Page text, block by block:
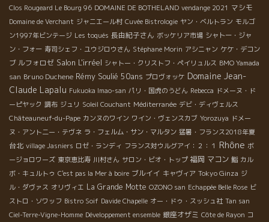
Clos Rougeard Le Bourg 96 DOMAINE DE BOTHELAND vendange 2021 マシモ
Domaine de Verchant ジャニエール村 Cuvée Bistrologie ヤン・ベルトラン モルゴ
ン1997年ビンテージ Les toqués 長由紀子さん ボッケリア市場 シャトー・ジャ
ン・フォー 寿司シェフ・ユウジロウさん Stéphane Morin アシニャン ケケ・デコン
ブ ルフォロゼ Salon L'irréel シャトー・クリストフ・ペイリュルス BMO Yamada
san Bruno Duchene Rémy Soulié 50ans プロヴォッケ Domaine Jean-
Claude Lapalu Fukuoka Imao-san パリ・国虎のうどん Rebecca ドメーヌ・ド
ーピヤック 調布 ジュリ Soleil Couchant Méditerranée デビ・ディヴェルス
Châteauneuf-du-Pape カンヌのワイン ワイン・ヴェンスカブ Yorozuya ドメー
ヌ・アント二ー・テヴネ ラ・フェルム・サン・マルタン 猛暑・フランス2018年夏
台北 village Jasniers ロゼ・ランディ フランス対ウルグアイ：２：１ Rhône ボ
ージョロワーズ 東京恵比寿 川村さん サロン・ビオ・トップ 福岡 マコン 鮨 カル
ボ・キュルトゥ C'est pas la Mer à boire ブルイイ キャヴィア Tokyo Ginza ジ
ル・ダヴァス オリヴィエ La Grande Motte OZONO san Echappée Belle Rose ビ
ストロ・ソワッフ Bistro Soif Davide Chapelle オー・ドゥ・スッシュ社 Tan san
Ciel-Terre-Vigne-Homme Développement ensemble 銀座オザミ Côte de Rayon コ